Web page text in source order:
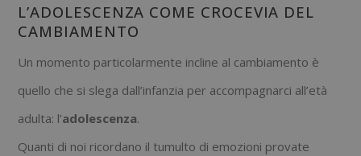
L’ADOLESCENZA COME CROCEVIA DEL
CAMBIAMENTO
Un momento particolarmente incline al cambiamento è
quello che si slega dall’infanzia per accompagnarci all’età
adulta: l’adolescenza.
Quanti di noi ricordano il tumulto di emozioni provate